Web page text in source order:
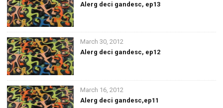
Alerg deci gandesc, ep13
March 30, 2012
Alerg deci gandesc, ep12
March 16, 2012
Alerg deci gandesc,ep11